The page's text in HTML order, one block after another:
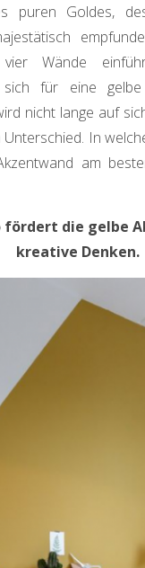
puren Goldes,
Wände
sich für eine
nicht lange auf
Unterschied. In
am
fördert die gelbe
kreative Denken.